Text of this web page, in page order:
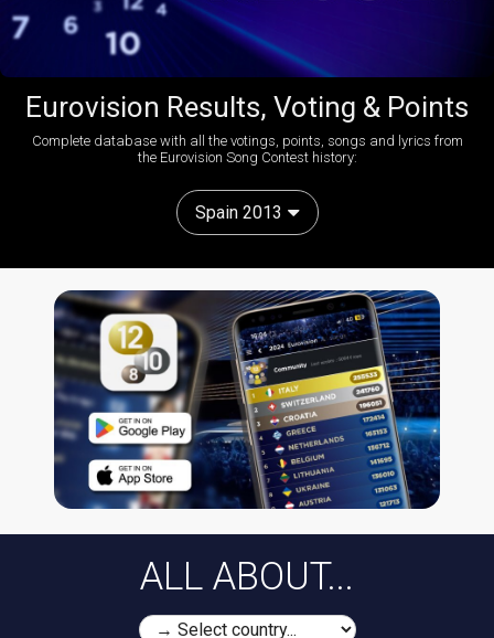
Eurovision Results, Voting & Points
Complete database with all the votings, points, songs and lyrics from
the Eurovision Song Contest history:
Spain 2013
ALL ABOUT...